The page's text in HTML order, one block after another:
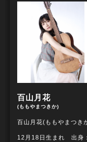
百山月花
(ももやまつきか)
百山月花(ももやまつき
12月18日生まれ 出身：